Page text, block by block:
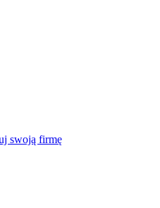
swoją firmę